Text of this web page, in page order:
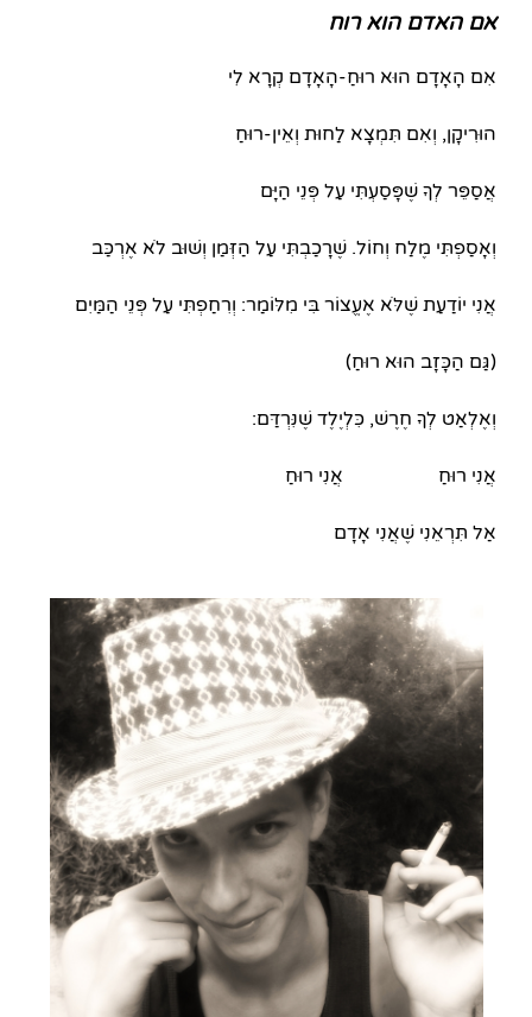
אם האדם הוא רוח
אִם הָאָדָם הוּא רוּחַ-הָאָדָם קְרָא לִי
הוּרִיקָן, וְאִם תִּמְצָא לַחוּת וְאֵין-רוּחַ
אֲסַפֵּר לְךָ שֶׁפָּסַעְתִּי עַל פְּנֵי הַיָּם
וְאָסַפְתִּי מֶלַח וְחוֹל. שֶׁרָכַבְתִּי עַל הַזְּמַן וְשׁוּב לֹא אֶרְכַּב
אֲנִי יוֹדַעַת שֶׁלֹּא אֶעֱצוֹר בִּי מִלּוֹמַר: וְרִחַפְתִּי עַל פְּנֵי הַמַּיִם
(גַּם הַכָּזָב הוּא רוּחַ)
וְאֶלְאַט לְךָ חֶרֶשׁ, כִּלְיֶלֶד שֶׁנִּרְדַּם:
אֲנִי רוּחַ אֲנִי רוּחַ
אַל תִּרְאֵנִי שֶׁאֲנִי אָדָם